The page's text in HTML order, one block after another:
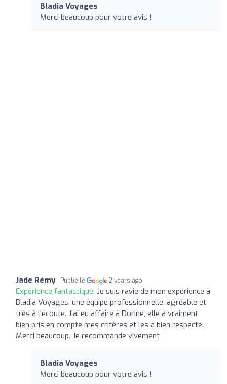
Bladia Voyages
Merci beaucoup pour votre avis !
Jade Rémy Publié le 2 years ago
Expérience fantastique: Je suis ravie de mon expérience à
Bladia Voyages, une équipe professionnelle, agréable et
très à l'écoute. J'ai eu affaire à Dorine, elle a vraiment
bien pris en compte mes critères et les a bien respecté.
Merci beaucoup. Je recommande vivement
Bladia Voyages
Merci beaucoup pour votre avis !